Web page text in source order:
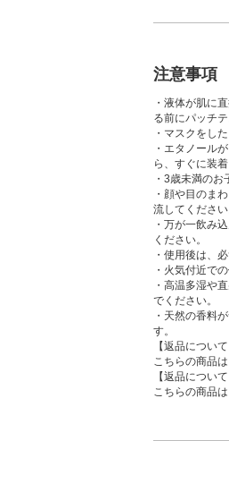
注意事項
・液体が肌に
る前にパッチ
・マスクをし
・エタノール
ら、すぐに装
・3歳未満のお
・顔や目のま
流してください
・万が一飲み
ください。
・使用後は、
・火気付近で
・高温多湿や
でください。
・天然の香料
す。
【返品について
こちらの商品
【返品について
こちらの商品